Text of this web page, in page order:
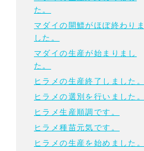
た。
マダイの開鰾がほぼ終わりま
した。
マダイの生産が始まりまし
た。
ヒラメの生産終了しました。
ヒラメの選別を行いました。
ヒラメ生産順調です。
ヒラメ種苗元気です。
ヒラメの生産を始めました。